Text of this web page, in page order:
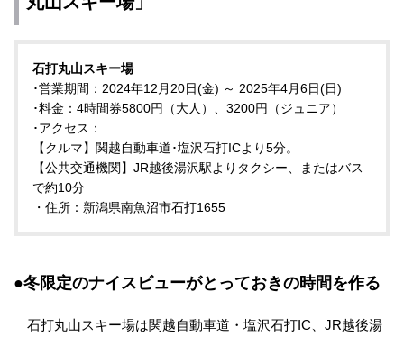
石打丸山スキー場
･営業期間：2024年12月20日(金) ～ 2025年4月6日(日)
･料金：4時間券5800円（大人）、3200円（ジュニア）
･アクセス：
【クルマ】関越自動車道･塩沢石打ICより5分。
【公共交通機関】JR越後湯沢駅よりタクシー、またはバス
で約10分
・住所：新潟県南魚沼市石打1655
●冬限定のナイスビューがとっておきの時間を作る
石打丸山スキー場は関越自動車道・塩沢石打IC、JR越後湯